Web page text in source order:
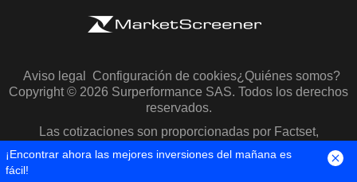
Aviso legal Configuración de cookies¿Quiénes somos?
Copyright © 2026 Surperformance SAS. Todos los derechos
reservados.
Las cotizaciones son proporcionadas por Factset,
Morningstar y S&P Capital IQ
¡Encontrar ahora las mejores inversiones del mañana es
fácil!